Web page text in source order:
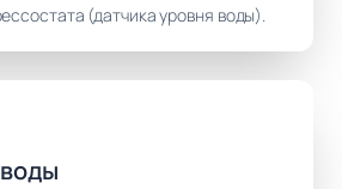
(датчика уровня воды).